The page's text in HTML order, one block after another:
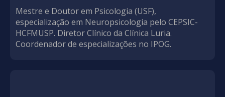
Mestre e Doutor em Psicologia (USF),
especialização em Neuropsicologia pelo CEPSIC-
HCFMUSP. Diretor Clínico da Clínica Luria.
Coordenador de especializações no IPOG.